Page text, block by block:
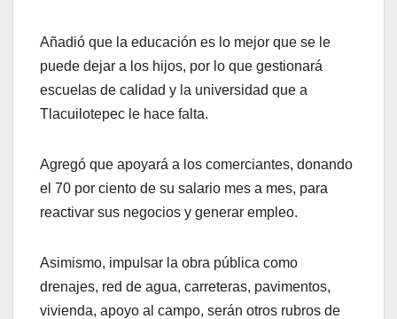
Añadió que la educación es lo mejor que se le
puede dejar a los hijos, por lo que gestionará
escuelas de calidad y la universidad que a
Tlacuilotepec le hace falta.
Agregó que apoyará a los comerciantes, donando
el 70 por ciento de su salario mes a mes, para
reactivar sus negocios y generar empleo.
Asimismo, impulsar la obra pública como
drenajes, red de agua, carreteras, pavimentos,
vivienda, apoyo al campo, serán otros rubros de